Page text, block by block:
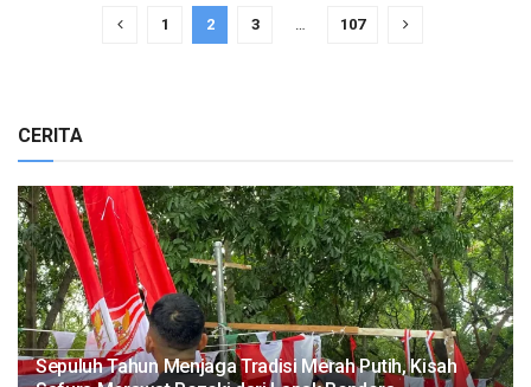
1 2 3 107
CERITA
Sepuluh Tahun Menjaga Tradisi Merah Putih, Kisah